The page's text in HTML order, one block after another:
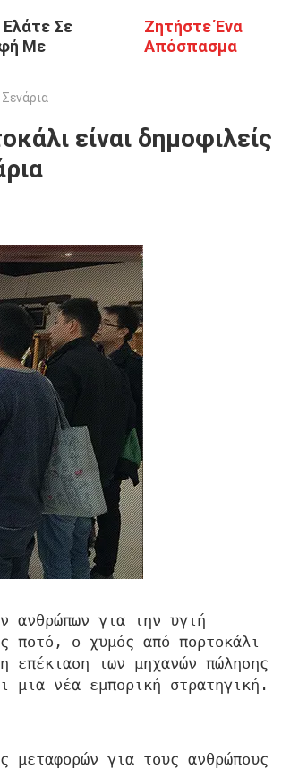
Σε
Με
Ζητήστε Ένα
Απόσπασμα
είναι δημοφιλείς
ανθρώπων για την υγιή
ποτό, ο χυμός από πορτοκάλι
επέκταση των μηχανών πώλησης
μια νέα εμπορική στρατηγική.
μεταφορών για τους ανθρώπους